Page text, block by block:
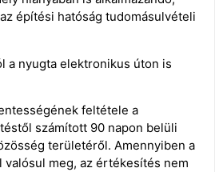
építési hatóság tudomásulvételi
a nyugta elektronikus úton is
feltétele a
számított 90 napon belüli
területéről. Amennyiben a
meg, az értékesítés nem